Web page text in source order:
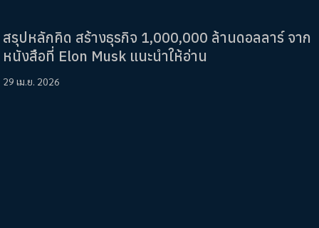
สรุปหลักคิด สร้างธุรกิจ 1,000,000 ล้านดอลลาร์ จาก
หนังสือที่ Elon Musk แนะนำให้อ่าน
29 เม.ย. 2026